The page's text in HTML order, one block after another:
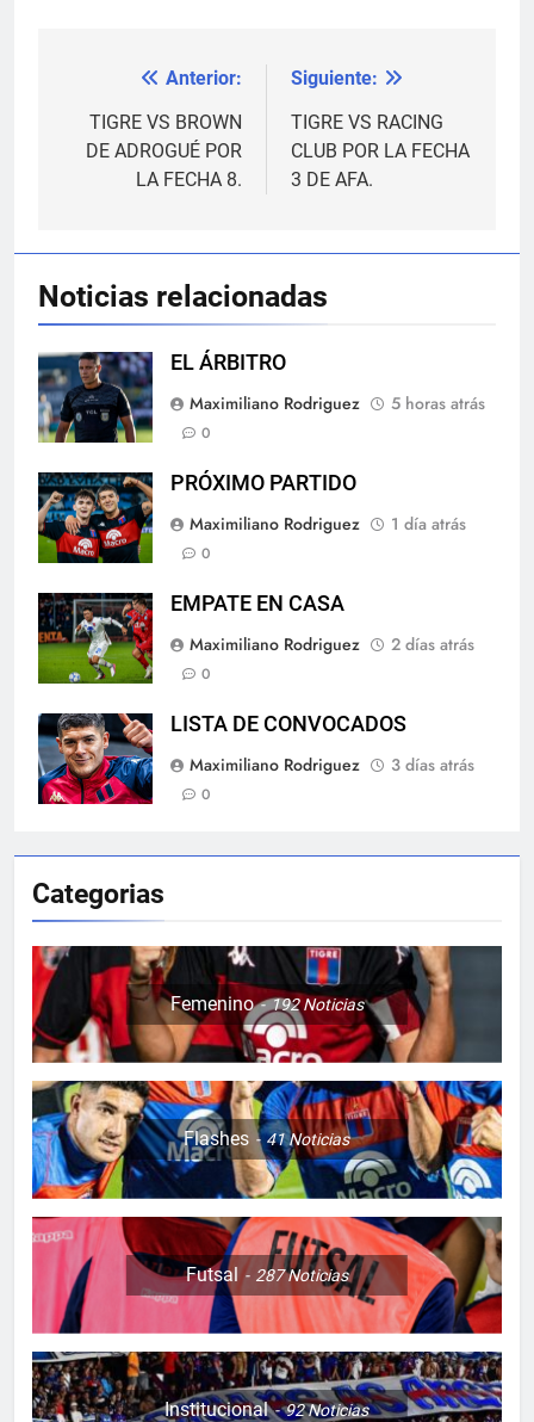
Navegación
de
entradas
Anterior:
TIGRE VS BROWN
DE ADROGUÉ POR
LA FECHA 8.
Siguiente:
TIGRE VS RACING
CLUB POR LA FECHA
3 DE AFA.
Noticias relacionadas
EL ÁRBITRO
Maximiliano Rodriguez
5 horas atrás
0
PRÓXIMO PARTIDO
Maximiliano Rodriguez
1 día atrás
0
EMPATE EN CASA
Maximiliano Rodriguez
2 días atrás
0
LISTA DE CONVOCADOS
Maximiliano Rodriguez
3 días atrás
0
Categorias
Femenino 192Noticias
Flashes 41Noticias
Futsal 287Noticias
Institucional 92Noticias